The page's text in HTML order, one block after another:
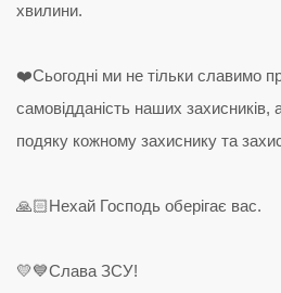
хвилини.
❤️Сьогодні ми не тільки славимо
самовідданість наших
подяку кожному захиснику та
🙏🏻Нехай Господь оберігає вас.
💛💙Слава ЗСУ!